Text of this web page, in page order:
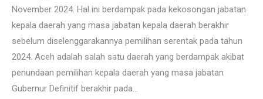
November 2024. Hal ini berdampak pada kekosongan jabatan
kepala daerah yang masa jabatan kepala daerah berakhir
sebelum diselenggarakannya pemilihan serentak pada tahun
2024. Aceh adalah salah satu daerah yang berdampak akibat
penundaan pemilihan kepala daerah yang masa jabatan
Gubernur Definitif berakhir pada…